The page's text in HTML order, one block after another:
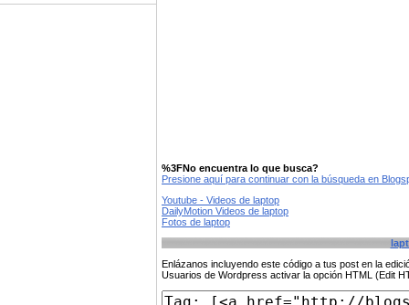
%3FNo encuentra lo que busca?
Presione aquí para continuar con la búsqueda en
Youtube - Videos de laptop
DailyMotion Videos de laptop
Fotos de laptop
Enlázanos incluyendo este código a tus post en la
Usuarios de Wordpress activar la opción HTML (Edit